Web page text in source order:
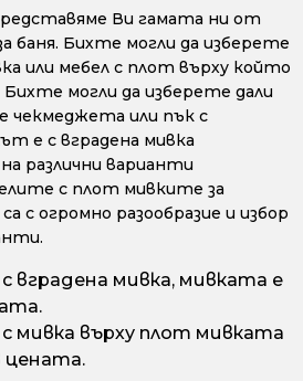
Ви гамата ни от
баня. Бихте могли да изберете
или мебел с плот върху който
могли да изберете дали
чекмеджета или пък с
е с вградена мивка
различни варианти
с плот мивките за
с огромно разообразие и избор
вградена мивка, мивката е
мивка върху плот мивката
цената.